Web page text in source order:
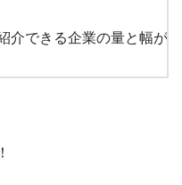
介できる企業の量と幅が